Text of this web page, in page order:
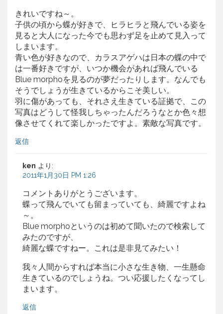
きれいですね～。
子供の頃から蝶が好きで、ヒラヒラと飛んでいる姿を
見ると大人になった今でも思わず足を止めて見入って
しまいます。
青い色が好きなので、カラスアゲハは日本の蝶の中で
は一番好きですが、いつか機会があれば飛んでいる
Blue morphoを見るのが夢だったりします。なんでも
そうでしょうが生きているからこそ美しい。
羽に傷があっても、それさえ生きている証拠で、この
写真はどうして怪我しちゃったんだろうなとか色々想
像させてくれて楽しかったですよ。素敵な写真です。
返信
ken より:
2011年1月30日 PM 1:26
コメントありがとうございます。
蝶って飛んでいても留まっていても、綺麗ですよね
～。
Blue morphoというのは初めて聞いたので検索して
みたのですが、
綺麗な蝶ですねー。これは是非見てみたい！
我々人間からすれば本当に小さな生き物、一生懸命
生きているのでしょうね。つい応援したくなってし
まいます。
返信